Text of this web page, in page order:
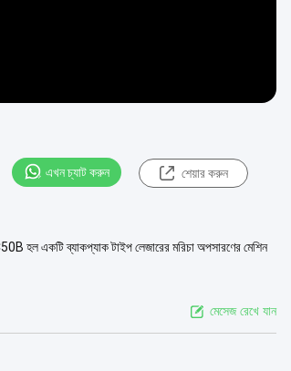
এখন চ্যাট করুন শেয়ার করুন
হল একটি ব্যাকপ্যাক টাইপ লেজারের মরিচা অপসারণের মেশিন
মেসেজ রেখে যান